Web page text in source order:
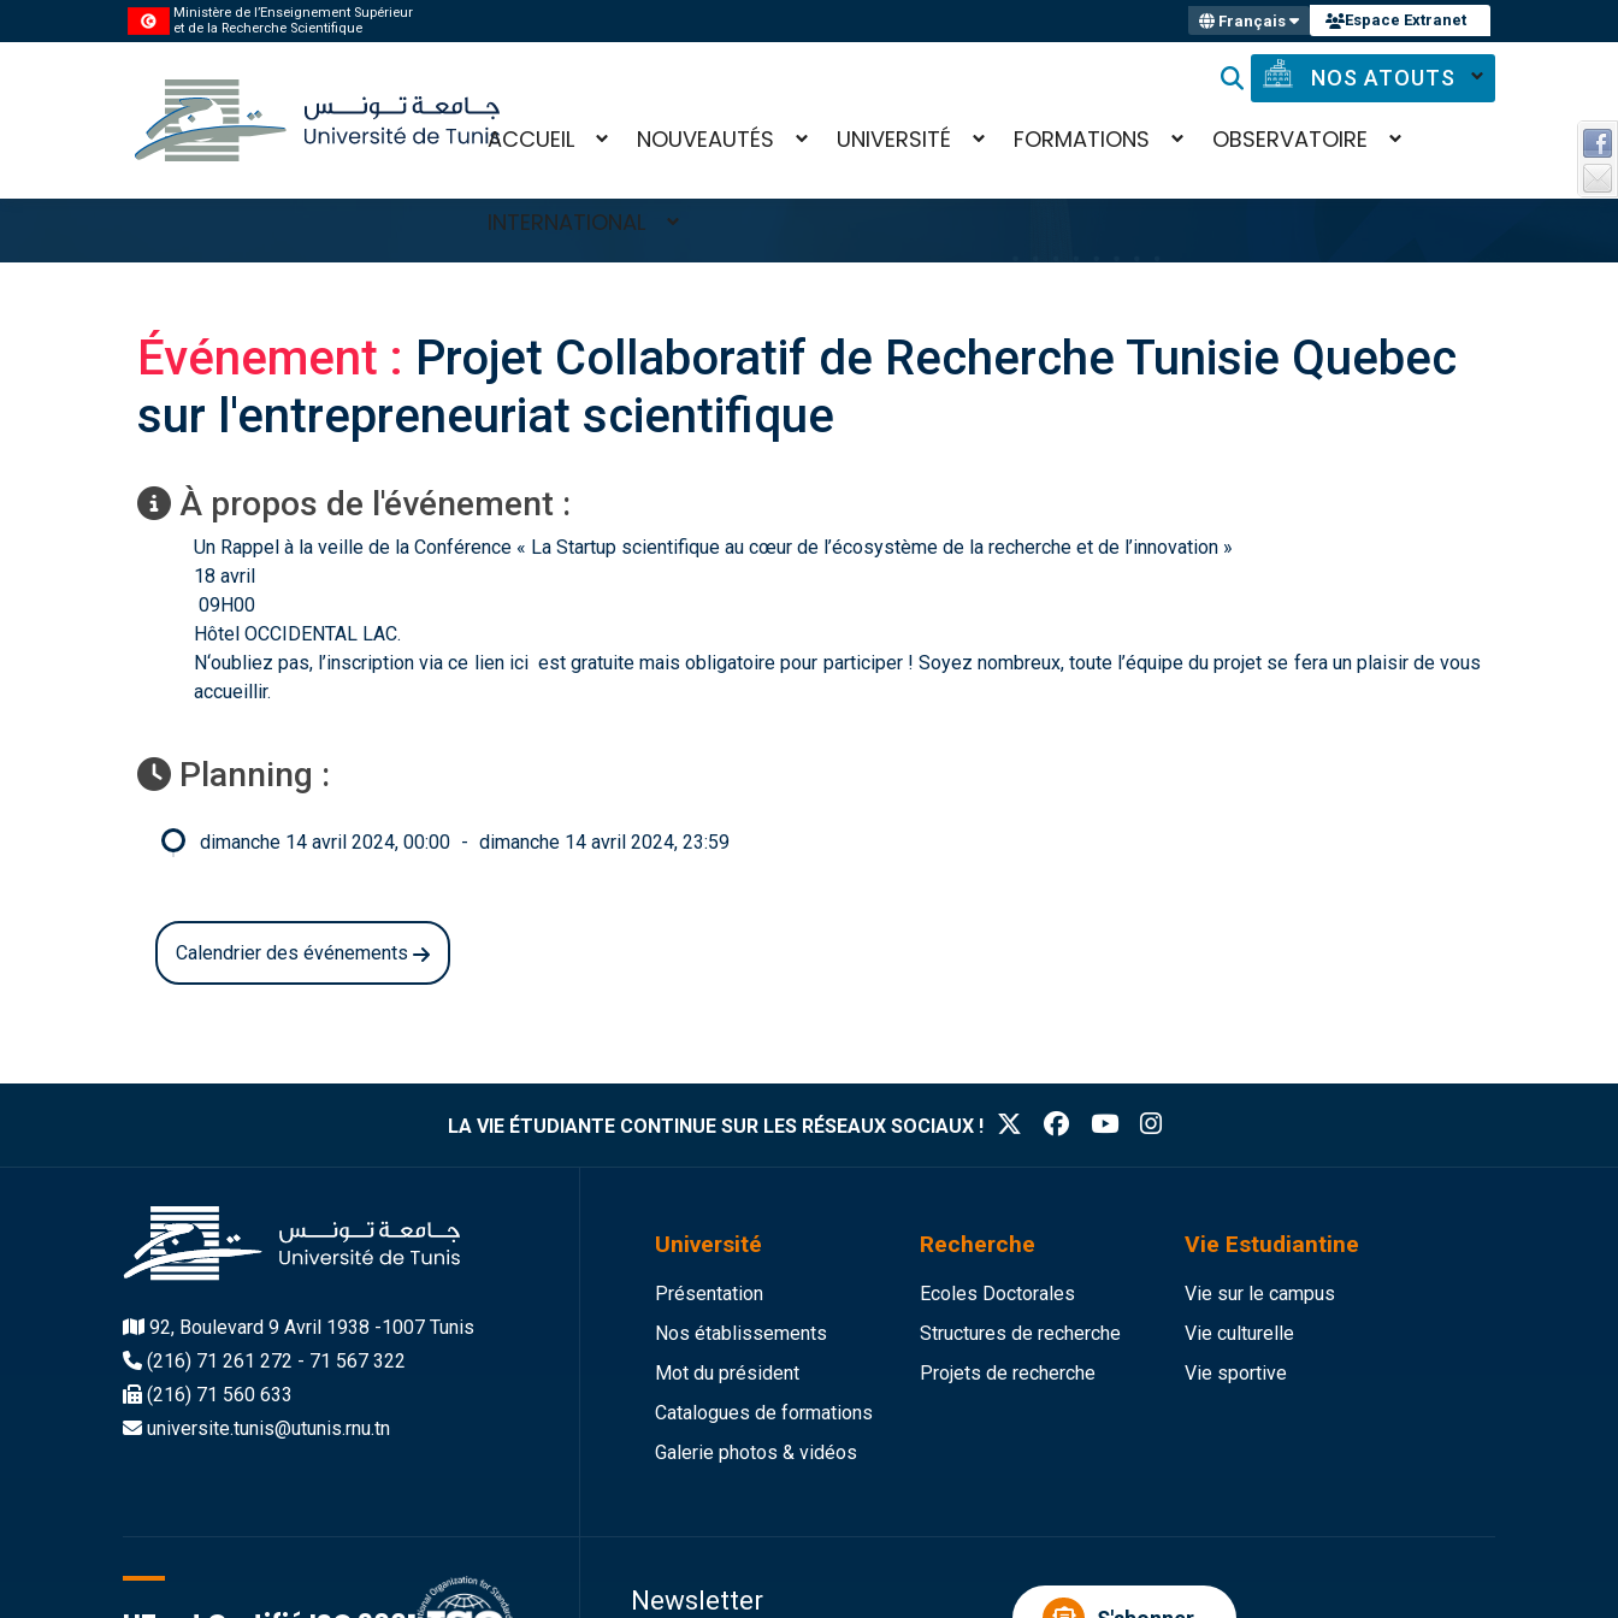
Ministère de l’Enseignement Supérieur
et de la Recherche Scientifique
Français Espace Extranet
NOS ATOUTS
ACCUEIL NOUVEAUTÉS UNIVERSITÉ FORMATIONS OBSERVATOIRE
INTERNATIONAL
Événement : Projet Collaboratif de Recherche Tunisie Quebec
sur l'entrepreneuriat scientifique
À propos de l'événement :
Un Rappel à la veille de la Conférence « La Startup scientifique au cœur de l’écosystème de la recherche et de l’innovation »
18 avril
09H00
Hôtel OCCIDENTAL LAC.
N‘oubliez pas, l’inscription via ce lien iciest gratuite mais obligatoire pour participer ! Soyez nombreux, toute l’équipe du projet se fera un plaisir de vous
accueillir.
Planning :
dimanche 14 avril 2024, 00:00 - dimanche 14 avril 2024, 23:59
Calendrier des événements
LA VIE ÉTUDIANTE CONTINUE SUR LES RÉSEAUX SOCIAUX !
92, Boulevard 9 Avril 1938 -1007 Tunis
(216) 71 261 272 - 71 567 322
(216) 71 560 633
universite.tunis@utunis.rnu.tn
Université
Présentation
Nos établissements
Mot du président
Catalogues de formations
Galerie photos & vidéos
Recherche
Ecoles Doctorales
Structures de recherche
Projets de recherche
Vie Estudiantine
Vie sur le campus
Vie culturelle
Vie sportive
Newsletter